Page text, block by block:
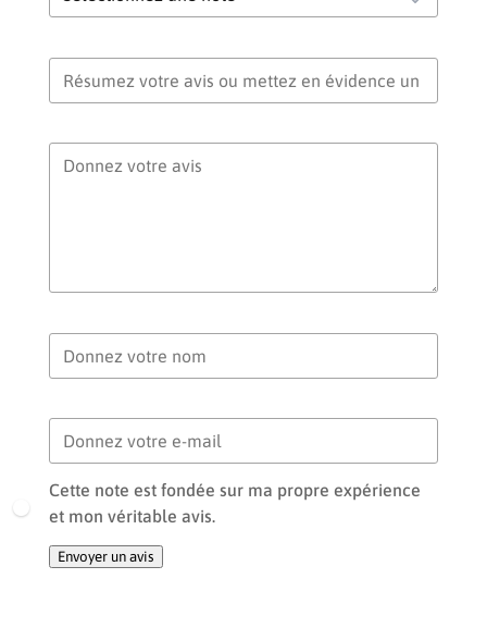
Cette note est fondée sur ma propre expérience
et mon véritable avis.
Envoyer un avis